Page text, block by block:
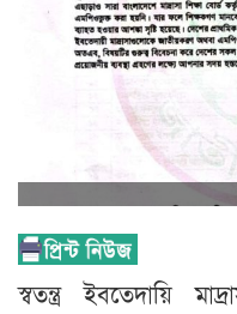
স্বতন্ত্র ইবতেদায়ি